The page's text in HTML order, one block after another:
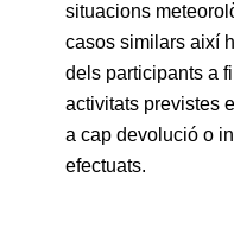
situacions
casos similars així
dels participants a
activitats previstes
a cap devolució o
efectuats.